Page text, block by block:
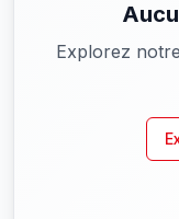
Explorez